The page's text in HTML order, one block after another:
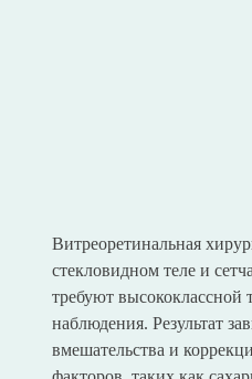
Витреоретинальная
стекловидном теле и
требуют высококлассной
наблюдения. Результат
вмешательства и